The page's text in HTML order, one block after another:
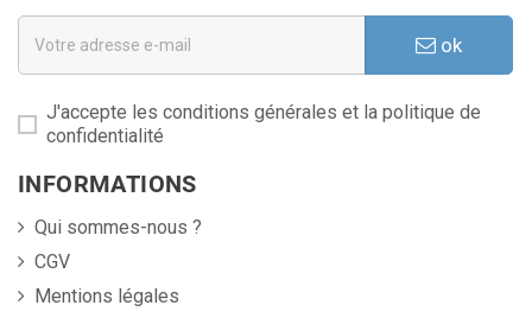
ok
J'accepte les conditions générales et la politique de
confidentialité
INFORMATIONS
Qui sommes-nous ?
CGV
Mentions légales